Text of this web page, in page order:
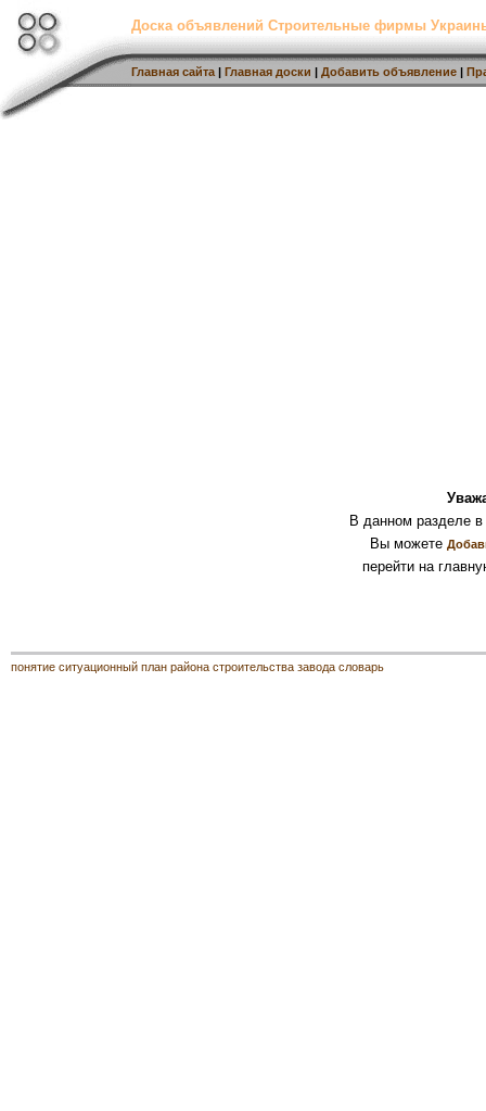
Доска объявлений Строительные фирмы
Главная сайта | Главная доски | Добавить объявление |
В данном разделе
Вы можете
перейти на
понятие ситуационный план района строительства завода словарь